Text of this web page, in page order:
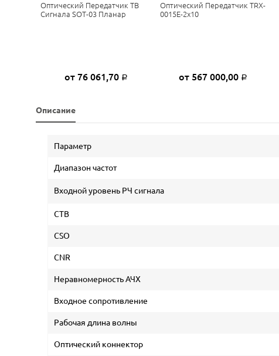
Оптический Передатчик ТВ
Сигнала SOT-03 Планар
от 76 061,70 Р
Оптический Передатчик TRX-
0015E-2x10
от 567 000,00 Р
Описание
Параметр
Диапазон частот
Входной уровень РЧ сигнала
CTB
CSO
CNR
Неравномерность АЧХ
Входное сопротивление
Рабочая длина волны
Оптический коннектор